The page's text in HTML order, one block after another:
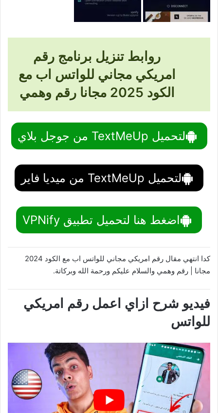
روابط تنزيل برنامج رقم
امريكي مجاني للواتس اب مع
الكود 2025 مجانا رقم وهمي
لتحميل TextMeUp من جوجل بلاي
لتحميل TextMeUp من ميديا فاير
اضغط هنا لتحميل تطبيق VPNify
كدا انتهي مقال رقم امريكي مجاني للواتس اب مع الكود 2024
مجانا | رقم وهمي والسلام عليكم ورحمة الله وبركاتة.
فيديو شرح ازاي اعمل رقم امريكي
للواتس